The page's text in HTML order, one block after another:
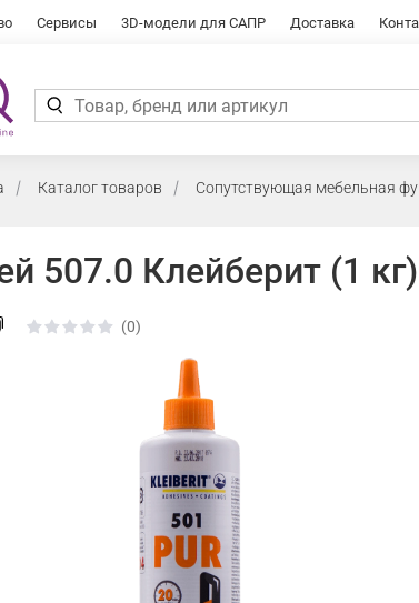
Сервисы 3D-модели для САПР Доставка
Каталог товаров Сопутствующая мебельная
507.0 Клейберит (1 кг)
(0)